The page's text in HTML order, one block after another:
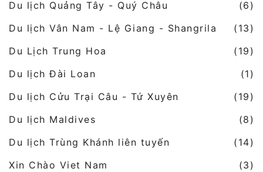
Du lịch Quảng Tây - Quý Châu
(6)
Du lịch Vân Nam - Lệ Giang - Shangrila
(13)
Du Lịch Trung Hoa
(19)
Du lịch Đài Loan
(1)
Du lịch Cửu Trại Câu - Tứ Xuyên
(19)
Du lịch Maldives
(8)
Du lịch Trùng Khánh liên tuyến
(14)
Xin Chào Viet Nam
(3)